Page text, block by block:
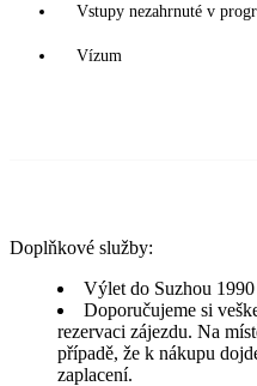
Vstupy nezahrnuté v
Vízum
Doplňkové služby:
Výlet do Suzhou
Doporučujeme si
rezervaci zájezdu. Na
případě, že k nákupu
zaplacení.